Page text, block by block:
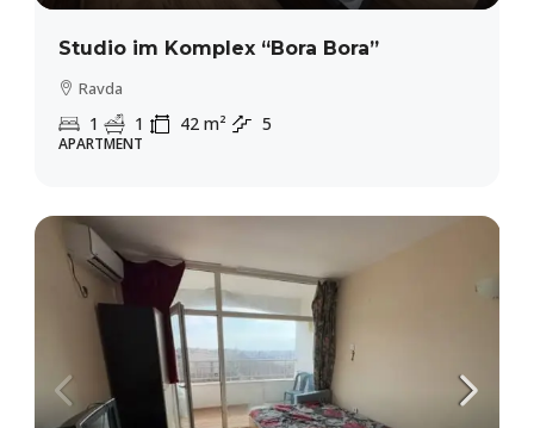
Studio im Komplex “Bora Bora”
Ravda
1 1 42 m² 5
APARTMENT